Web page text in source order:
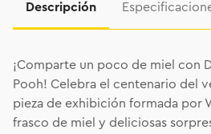
Descripción
¡Comparte un poco de miel con
Pooh! Celebra el centenario del
pieza de exhibición formada por
frasco de miel y deliciosas